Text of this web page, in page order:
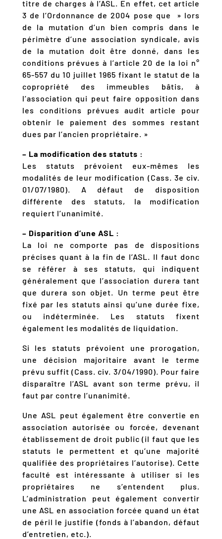
titre de charges à l’ASL. En effet, cet article
3 de l’Ordonnance de 2004 pose que » lors
de la mutation d’un bien compris dans le
périmètre d’une association syndicale, avis
de la mutation doit être donné, dans les
conditions prévues à l’article 20 de la loi n°
65-557 du 10 juillet 1965 fixant le statut de la
copropriété des immeubles bâtis, à
l’association qui peut faire opposition dans
les conditions prévues audit article pour
obtenir le paiement des sommes restant
dues par l’ancien propriétaire. »
– La modification des statuts :
Les statuts prévoient eux-mêmes les
modalités de leur modification (Cass. 3e civ.
01/07/1980). A défaut de disposition
différente des statuts, la modification
requiert l’unanimité.
– Disparition d’une ASL :
La loi ne comporte pas de dispositions
précises quant à la fin de l’ASL. Il faut donc
se référer à ses statuts, qui indiquent
généralement que l’association durera tant
que durera son objet. Un terme peut être
fixé par les statuts ainsi qu’une durée fixe,
ou indéterminée. Les statuts fixent
également les modalités de liquidation.
Si les statuts prévoient une prorogation,
une décision majoritaire avant le terme
prévu suffit (Cass. civ. 3/04/1990). Pour faire
disparaître l’ASL avant son terme prévu, il
faut par contre l’unanimité.
Une ASL peut également être convertie en
association autorisée ou forcée, devenant
établissement de droit public (il faut que les
statuts le permettent et qu’une majorité
qualifiée des propriétaires l’autorise). Cette
faculté est intéressante à utiliser si les
propriétaires ne s’entendent plus.
L’administration peut également convertir
une ASL en association forcée quand un état
de péril le justifie (fonds à l’abandon, défaut
d’entretien, etc.).